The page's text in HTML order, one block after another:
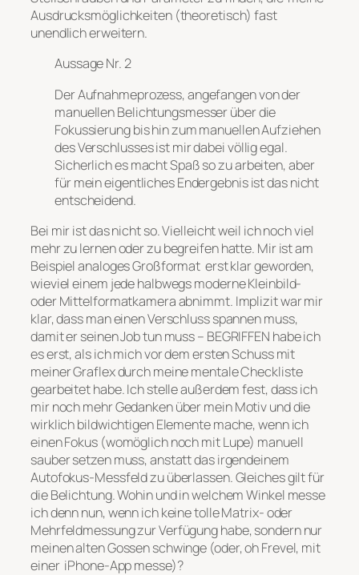
Ausdrucksmöglichkeiten (theoretisch) fast
unendlich erweitern.
Aussage Nr. 2
Der Aufnahmeprozess, angefangen von der
manuellen Belichtungsmesser über die
Fokussierung bis hin zum manuellen Aufziehen
des Verschlusses ist mir dabei völlig egal.
Sicherlich es macht Spaß so zu arbeiten, aber
für mein eigentliches Endergebnis ist das nicht
entscheidend.
Bei mir ist das nicht so. Vielleicht weil ich noch viel
mehr zu lernen oder zu begreifen hatte. Mir ist am
Beispiel analoges Großformat erst klar geworden,
wieviel einem jede halbwegs moderne Kleinbild-
oder Mittelformatkamera abnimmt. Implizit war mir
klar, dass man einen Verschluss spannen muss,
damit er seinen Job tun muss – BEGRIFFEN habe ich
es erst, als ich mich vor dem ersten Schuss mit
meiner Graflex durch meine mentale Checkliste
gearbeitet habe. Ich stelle außerdem fest, dass ich
mir noch mehr Gedanken über mein Motiv und die
wirklich bildwichtigen Elemente mache, wenn ich
einen Fokus (womöglich noch mit Lupe) manuell
sauber setzen muss, anstatt das irgendeinem
Autofokus-Messfeld zu überlassen. Gleiches gilt für
die Belichtung. Wohin und in welchem Winkel messe
ich denn nun, wenn ich keine tolle Matrix- oder
Mehrfeldmessung zur Verfügung habe, sondern nur
meinen alten Gossen schwinge (oder, oh Frevel, mit
einer iPhone-App messe)?